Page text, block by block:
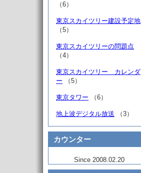
（6）
東京スカイツリー建設予定地
（5）
東京スカイツリーの問題点
（4）
東京スカイツリー カレンダ
ー （5）
東京タワー （6）
地上波デジタル放送 （3）
カウンター
Since 2008.02.20